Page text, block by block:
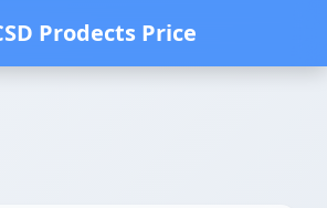
Prodects Price